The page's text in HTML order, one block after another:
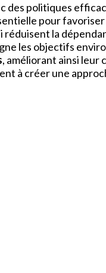
des politiques
pour
réduisent la
les objectifs
, améliorant ainsi
à créer une